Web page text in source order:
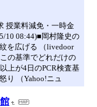
授業料減免・一時金
10 08:44)■岡村隆史の
を広げる （livedoor
の基準でどれだけの
上が4日のPCR検査基
り （Yahoo!ニュ